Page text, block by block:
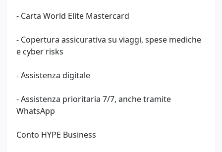
- Carta World Elite Mastercard
- Copertura assicurativa su viaggi, spese mediche
e cyber risks
- Assistenza digitale
- Assistenza prioritaria 7/7, anche tramite
WhatsApp
Conto HYPE Business